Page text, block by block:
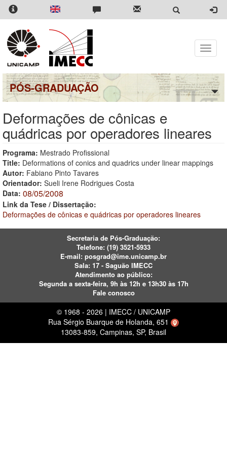
Pular
para
conteúdo
principal
Toggle
PÓS-GRADUAÇÃO
Deformações de cônicas e
quádricas por operadores lineares
Programa: Mestrado Profissional
Title: Deformations of conics and quadrics under linear mappings
Autor: Fabiano Pinto Tavares
Orientador: Sueli Irene Rodrigues Costa
Data: 08/05/2008
Link da Tese / Dissertação:
Deformações de cônicas e quádricas por operadores lineares
Secretaria de Pós-Graduação:
Telefone: (19) 3521-5933
E-mail: posgrad@ime.unicamp.br
Sala: 17 - Saguão IMECC
Atendimento ao público:
Segunda a sexta-feira, 9h às 12h e 13h30 às 17h
Fale conosco
© 1968 - 2026 | IMECC / UNICAMP
Rua Sérgio Buarque de Holanda, 651
13083-859, Campinas, SP, Brasil